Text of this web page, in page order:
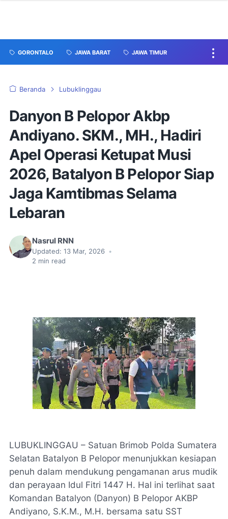
GORONTALO JAWA BARAT JAWA TIMUR
Beranda Lubuklinggau
Danyon B Pelopor Akbp
Andiyano. SKM., MH., Hadiri
Apel Operasi Ketupat Musi
2026, Batalyon B Pelopor Siap
Jaga Kamtibmas Selama
Lebaran
Nasrul RNN
Updated: 13 Mar, 2026 •
2 min read
LUBUKLINGGAU – Satuan Brimob Polda Sumatera
Selatan Batalyon B Pelopor menunjukkan kesiapan
penuh dalam mendukung pengamanan arus mudik
dan perayaan Idul Fitri 1447 H. Hal ini terlihat saat
Komandan Batalyon (Danyon) B Pelopor AKBP
Andiyano, S.K.M., M.H. bersama satu SST